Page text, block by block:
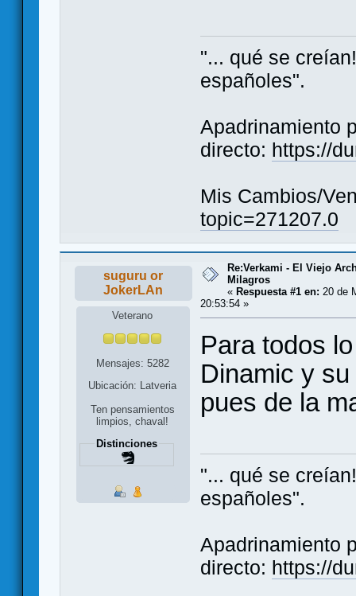
"... qué se
españoles".
Apadrinamiento
directo: https://
Mis Cambios/
topic=271207.0
suguru or
JokerLAn
Veterano
Mensajes: 5282
Ubicación: Latveria
Ten pensamientos
limpios, chaval!
Distinciones
Re:Verkami - El Viejo
Milagros
« Respuesta #1 en: 20 de
20:53:54 »
Para todos
Dinamic y
pues de la
"... qué se
españoles".
Apadrinamiento
directo: https://